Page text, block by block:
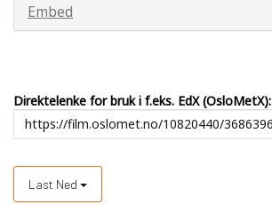
Embed
Direktelenke for bruk i f.eks. EdX (OsloMetX):
Last Ned